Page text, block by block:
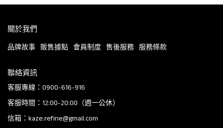
關於我們
品牌故事 販售據點 會員制度 售後服務 服務條款
聯絡資訊
客服專線：0900-616-916
客服時間：12:00-20:00（週一公休）
信箱：kaze.refine@gmail.com